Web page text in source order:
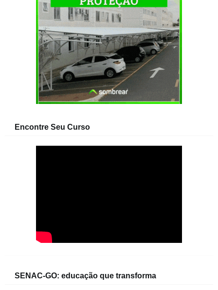
Encontre Seu Curso
SENAC-GO: educação que transforma